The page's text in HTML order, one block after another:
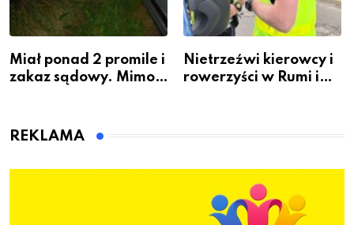
Miał ponad 2 promile i
zakaz sądowy. Mimo
Bolszewie i uderzył w
Nietrzeźwi kierowcy i
rowerzyści w Rumi i
REKLAMA